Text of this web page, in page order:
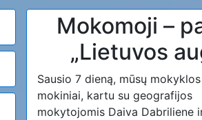
Mokomoji –
„Lietuvos
Sausio 7 dieną, mūsų mokyklos
mokiniai, kartu su geografijos
mokytojomis Daiva Dabriliene